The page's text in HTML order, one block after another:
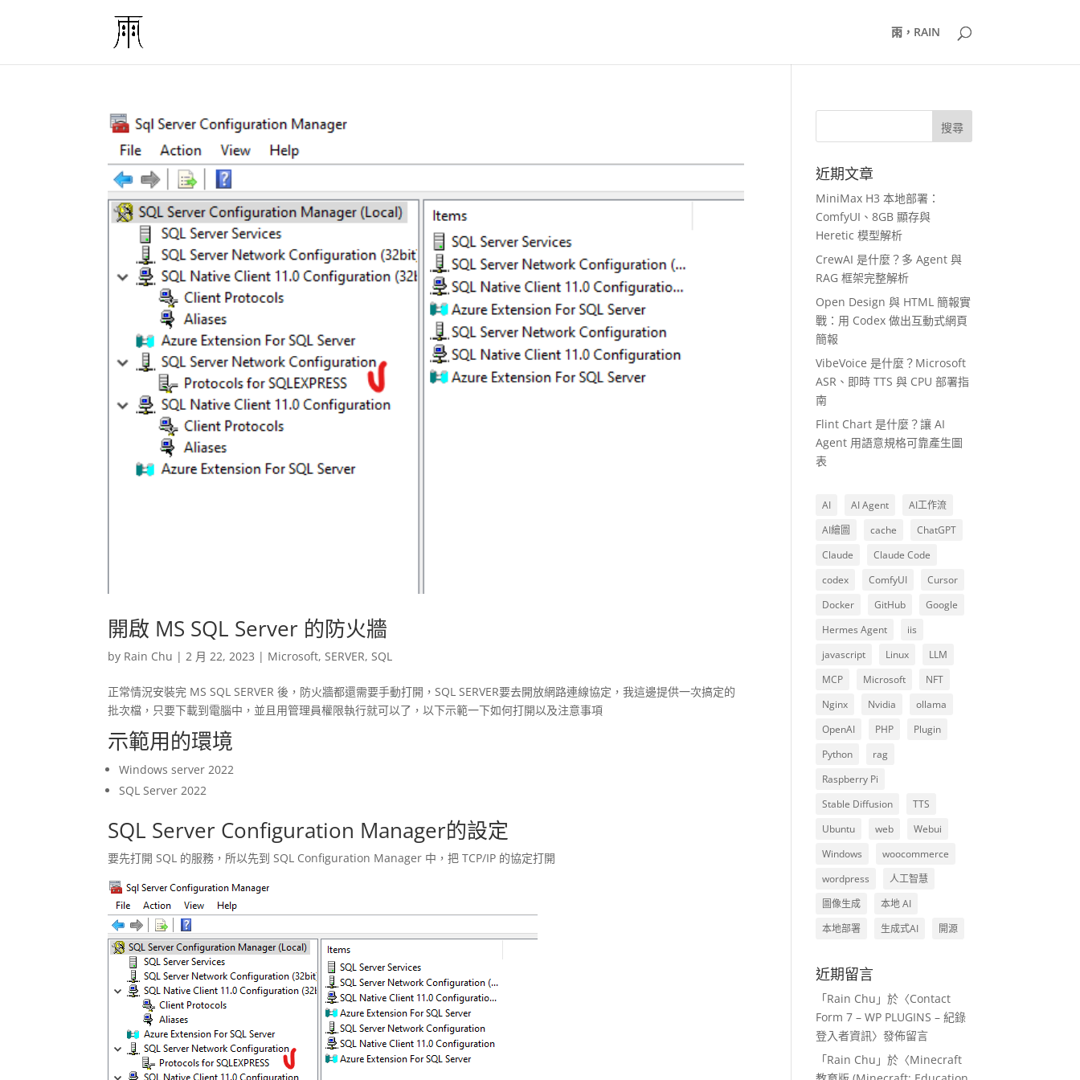
雨，RAIN
開啟 MS SQL Server 的防火牆
by Rain Chu |2 月 22, 2023 | Microsoft,SERVER,SQL
正常情況安裝完 MS SQL SERVER 後，防火牆都還需要手動打開，SQL SERVER要去開放網路連線協定，我這邊提供一次搞定的
批次檔，只要下載到電腦中，並且用管理員權限執行就可以了，以下示範一下如何打開以及注意事項
示範用的環境
Windows server 2022
SQL Server 2022
SQL Server Configuration Manager的設定
要先打開 SQL 的服務，所以先到 SQL Configuration Manager 中，把 TCP/IP 的協定打開
近期文章
MiniMax H3 本地部署：
ComfyUI、8GB 顯存與
Heretic 模型解析
CrewAI 是什麼？多 Agent 與
RAG 框架完整解析
Open Design 與 HTML 簡報實
戰：用 Codex 做出互動式網頁
簡報
VibeVoice 是什麼？Microsoft
ASR、即時 TTS 與 CPU 部署指
南
Flint Chart 是什麼？讓 AI
Agent 用語意規格可靠產生圖
表
AI AI Agent
AI工作流
AI繪圖
cache
ChatGPT
Claude
Claude Code
codex
ComfyUI
Cursor
Docker
GitHub
Google
Hermes Agent
iis
javascript
Linux
LLM
MCP
Microsoft
NFT
Nginx
Nvidia
ollama
OpenAI
PHP
Plugin
Python
rag
Raspberry Pi
Stable Diffusion
TTS
Ubuntu
web
Webui
Windows
woocommerce
wordpress
人工智慧
圖像生成
本地 AI
本地部署
生成式AI 開源
近期留言
「Rain Chu 」於〈Contact
Form 7 – WP PLUGINS – 紀錄
登入者資訊〉發佈留言
「Rain Chu 」於〈Minecraft